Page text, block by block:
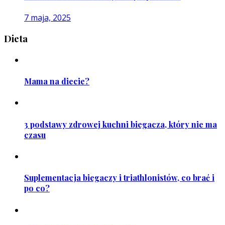
7 maja, 2025
Dieta
Mama na diecie?
3 podstawy zdrowej kuchni biegacza, który nie ma
czasu
Suplementacja biegaczy i triathlonistów, co brać i
po co?